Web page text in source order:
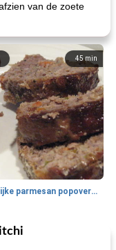
van de zoete
45min
smakelijke parmesan popovers (gezonder!)
en Chili